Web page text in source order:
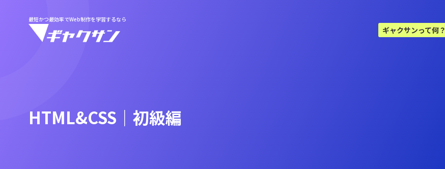
最短かつ最効率でWeb制作を学習するなら
ギャクサンって何？
HTML&CSS｜初級編